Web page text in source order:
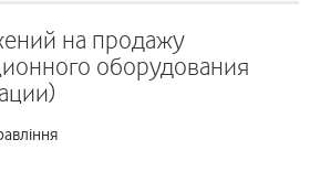
на продажу
оборудования